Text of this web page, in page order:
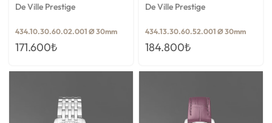
De Ville Prestige
434.10.30.60.02.001 Ø 30mm
171.600₺
De Ville Prestige
434.13.30.60.52.001 Ø 30mm
184.800₺